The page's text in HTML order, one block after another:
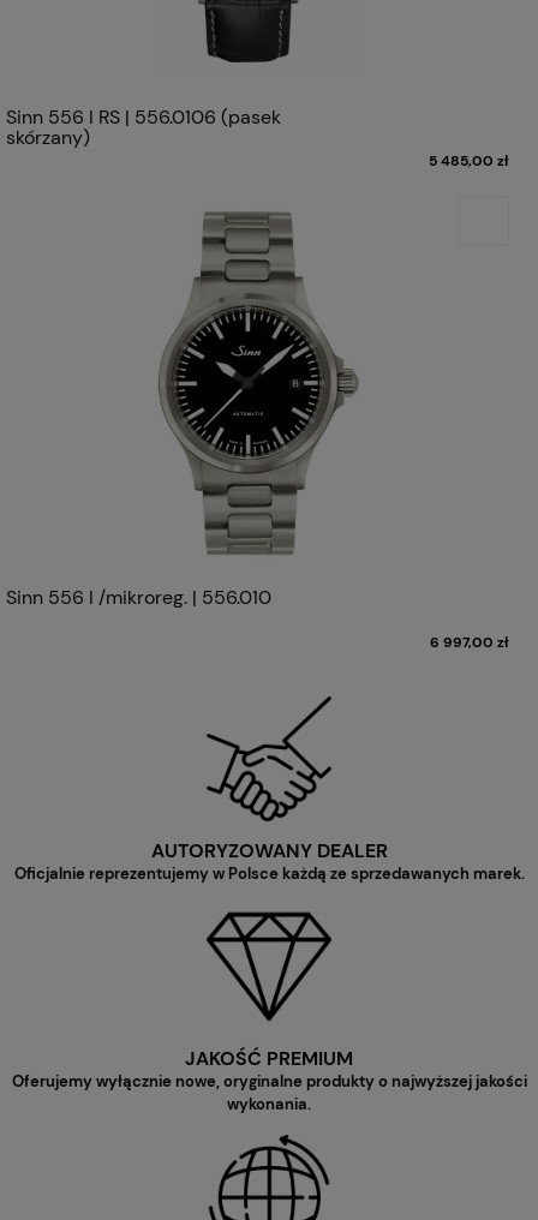
Sinn 556 I RS | 556.0106 (pasek
skórzany)
5 485,00 zł
Sinn 556 I /mikroreg. | 556.010
6 997,00 zł
AUTORYZOWANY DEALER
Oficjalnie reprezentujemy w Polsce każdą ze sprzedawanych marek.
JAKOŚĆ PREMIUM
Oferujemy wyłącznie nowe, oryginalne produkty o najwyższej jakości
wykonania.